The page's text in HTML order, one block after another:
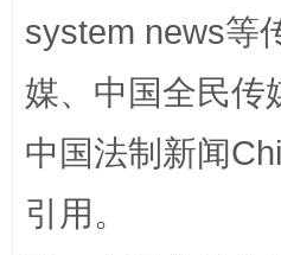
国家大学科技园优化重塑
system news等
媒、中国全民传
中国法制新闻
引用。